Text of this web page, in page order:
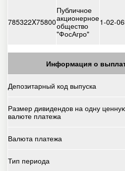
785322X75800
Публичное
акционерное
общество
"ФосАгро"
1-02-
Информация о
Депозитарный код выпуска
Размер дивидендов на одну
валюте платежа
Валюта платежа
Тип периода